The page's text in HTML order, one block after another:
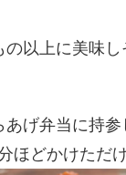
の以上に美味
あげ弁当に持
ほどかけただ